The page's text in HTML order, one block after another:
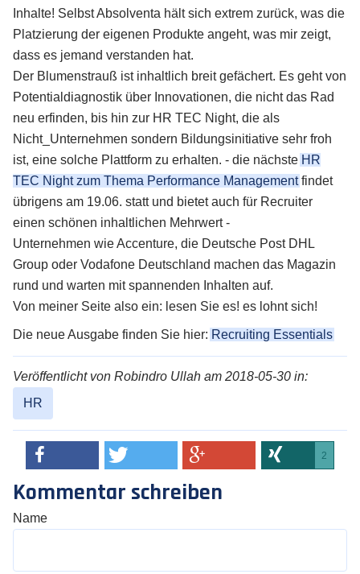
Inhalte! Selbst Absolventa hält sich extrem zurück, was die
Platzierung der eigenen Produkte angeht, was mir zeigt,
dass es jemand verstanden hat.
Der Blumenstrauß ist inhaltlich breit gefächert. Es geht von
Potentialdiagnostik über Innovationen, die nicht das Rad
neu erfinden, bis hin zur HR TEC Night, die als
Nicht_Unternehmen sondern Bildungsinitiative sehr froh
ist, eine solche Plattform zu erhalten. - die nächste HR
TEC Night zum Thema Performance Managementfindet
übrigens am 19.06. statt und bietet auch für Recruiter
einen schönen inhaltlichen Mehrwert -
Unternehmen wie Accenture, die Deutsche Post DHL
Group oder Vodafone Deutschland machen das Magazin
rund und warten mit spannenden Inhalten auf.
Von meiner Seite also ein: lesen Sie es! es lohnt sich!
Die neue Ausgabe finden Sie hier: Recruiting Essentials
Veröffentlicht von Robindro Ullah am 2018-05-30 in:
HR
2
Kommentar schreiben
Name